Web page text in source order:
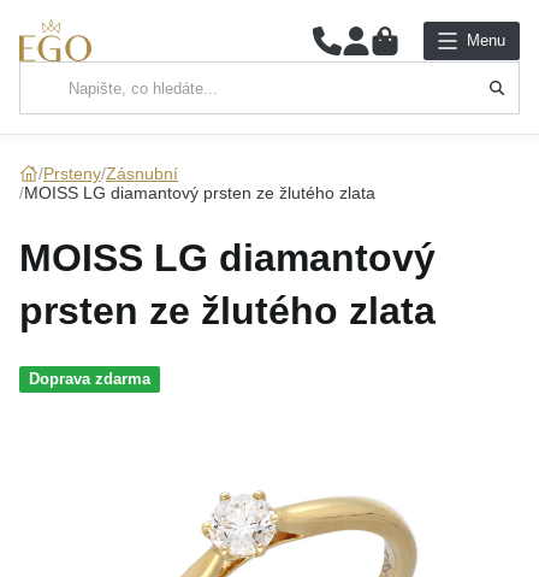
0 Menu
Hlavní kategorie
ŘETÍZKY
NÁRAMKY
PRSTENY
Prsteny Zásnubní
MOISS LG diamantový prsten ze žlutého zlata
MOISS LG diamantový
prsten ze žlutého zlata
Doprava zdarma